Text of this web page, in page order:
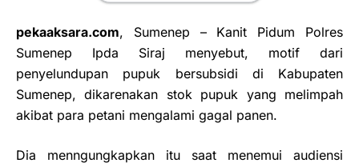
pekaaksara.com, Sumenep – Kanit Pidum Polres
Sumenep Ipda Siraj menyebut, motif dari
penyelundupan pupuk bersubsidi di Kabupaten
Sumenep, dikarenakan stok pupuk yang melimpah
akibat para petani mengalami gagal panen.
Dia menngungkapkan itu saat menemui audiensi